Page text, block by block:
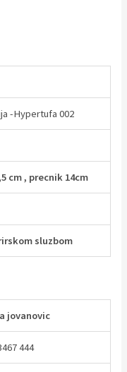
-Hypertufa 002
cm , precnik 14cm
sluzbom
jovanovic
444